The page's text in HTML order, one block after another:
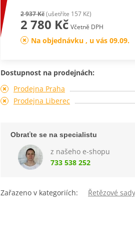
2 937 Kč(ušetříte 157 Kč)
2 780 Kč Včetně DPH
Na objednávku , u vás 09.09.
Dostupnost na prodejnách:
Prodejna Praha
Prodejna Liberec
Obraťte se na specialistu
z našeho e-shopu
733 538 252
Zařazeno v kategoriích: Řetězové